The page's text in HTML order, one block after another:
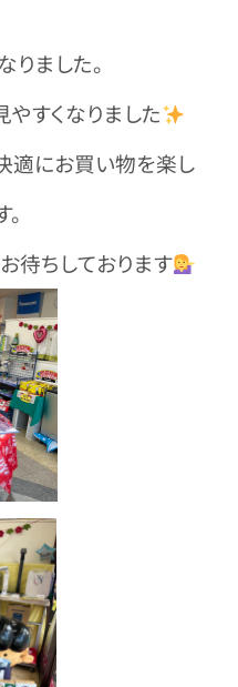
ました。
すくなりました
適にお買い物を楽し
待ちしております